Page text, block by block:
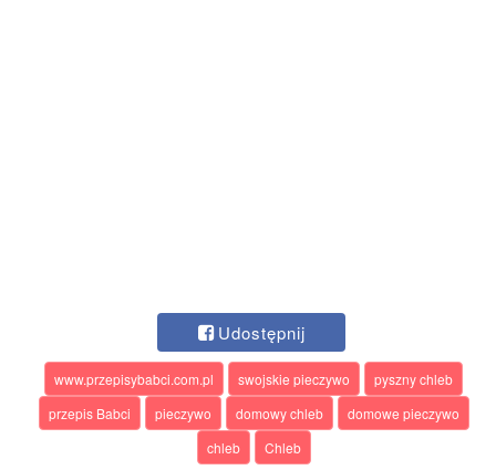
Udostępnij
www.przepisybabci.com.pl swojskie pieczywo
pyszny chleb
przepis Babci
pieczywo domowy chleb
domowe pieczywo
chleb
Chleb